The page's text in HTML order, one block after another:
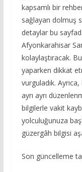
kapsamlı bir
sağlayan dolmuş
detaylar bu
Afyonkarahisar
kolaylaştıracak.
yaparken dikkat
vurguladık.
ayrı ayrı
bilgilerle vakit
yolculuğunuza
güzergâh bilgisi
Son güncelleme